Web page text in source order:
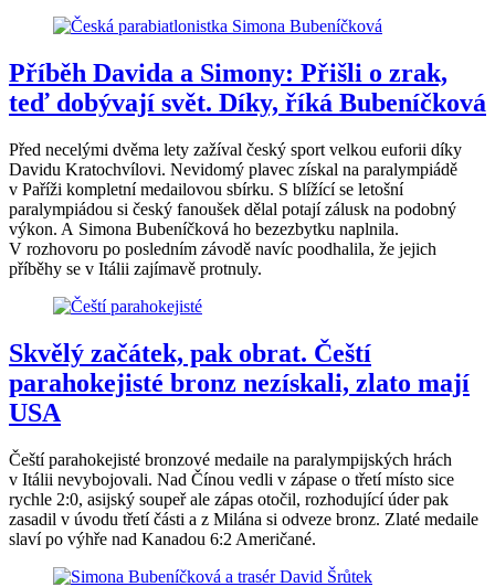
Příběh Davida a Simony: Přišli o zrak,
teď dobývají svět. Díky, říká Bubeníčková
Před necelými dvěma lety zažíval český sport velkou euforii díky
Davidu Kratochvílovi. Nevidomý plavec získal na paralympiádě
v Paříži kompletní medailovou sbírku. S blížící se letošní
paralympiádou si český fanoušek dělal potají zálusk na podobný
výkon. A Simona Bubeníčková ho bezezbytku naplnila.
V rozhovoru po posledním závodě navíc poodhalila, že jejich
příběhy se v Itálii zajímavě protnuly.
Skvělý začátek, pak obrat. Čeští
parahokejisté bronz nezískali, zlato mají
USA
Čeští parahokejisté bronzové medaile na paralympijských hrách
v Itálii nevybojovali. Nad Čínou vedli v zápase o třetí místo sice
rychle 2:0, asijský soupeř ale zápas otočil, rozhodující úder pak
zasadil v úvodu třetí části a z Milána si odveze bronz. Zlaté medaile
slaví po výhře nad Kanadou 6:2 Američané.